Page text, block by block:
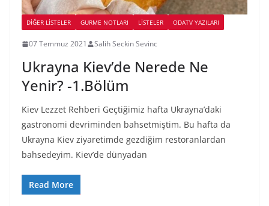
DIĞER LISTELER GURME NOTLARI LİSTELER ODATV YAZILARI
07 Temmuz 2021 Salih Seckin Sevinc
Ukrayna Kiev’de Nerede Ne
Yenir? -1.Bölüm
Kiev Lezzet Rehberi Geçtiğimiz hafta Ukrayna’daki
gastronomi devriminden bahsetmiştim. Bu hafta da
Ukrayna Kiev ziyaretimde gezdiğim restoranlardan
bahsedeyim. Kiev’de dünyadan
Read More